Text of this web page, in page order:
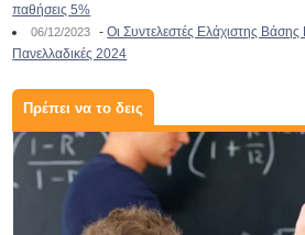
παθήσεις 5%
06/12/2023 -Οι Συντελεστές Ελάχιστης
Πανελλαδικές 2024
Πρέπει να το δεις